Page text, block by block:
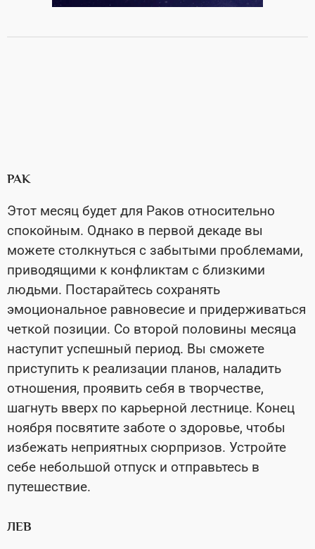
РАК
Этот месяц будет для Раков относительно
спокойным. Однако в первой декаде вы
можете столкнуться с забытыми проблемами,
приводящими к конфликтам с близкими
людьми. Постарайтесь сохранять
эмоциональное равновесие и придерживаться
четкой позиции. Со второй половины месяца
наступит успешный период. Вы сможете
приступить к реализации планов, наладить
отношения, проявить себя в творчестве,
шагнуть вверх по карьерной лестнице. Конец
ноября посвятите заботе о здоровье, чтобы
избежать неприятных сюрпризов. Устройте
себе небольшой отпуск и отправьтесь в
путешествие.
ЛЕВ